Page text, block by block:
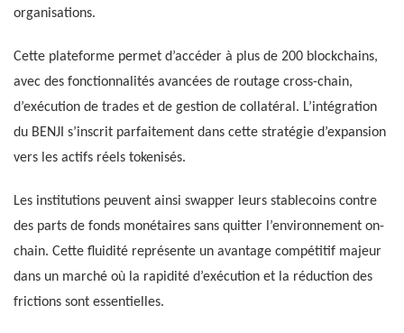
organisations.
Cette plateforme permet d’accéder à plus de 200 blockchains,
avec des fonctionnalités avancées de routage cross-chain,
d’exécution de trades et de gestion de collatéral. L’intégration
du BENJI s’inscrit parfaitement dans cette stratégie d’expansion
vers les actifs réels tokenisés.
Les institutions peuvent ainsi swapper leurs stablecoins contre
des parts de fonds monétaires sans quitter l’environnement on-
chain. Cette fluidité représente un avantage compétitif majeur
dans un marché où la rapidité d’exécution et la réduction des
frictions sont essentielles.